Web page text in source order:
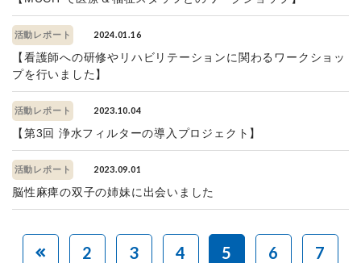
活動レポート 2024.01.16
【看護師への研修やリハビリテーションに関わるワークショッ
プを行いました】
活動レポート 2023.10.04
【第3回 浄水フィルターの導入プロジェクト】
活動レポート 2023.09.01
脳性麻痺の双子の姉妹に出会いました
2 3 4 5 6
7